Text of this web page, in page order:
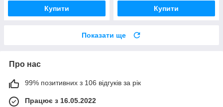
Купити Купити
Показати ще
Про нас
99% позитивних з 106 відгуків за рік
Працює з 16.05.2022